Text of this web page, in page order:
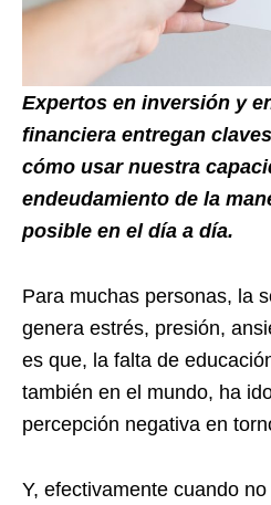
Expertos en inversión y
financiera entregan
cómo usar nuestra
endeudamiento de la
posible en el día a día.
Para muchas personas, la
genera estrés, presión,
es que, la falta de
también en el mundo, ha
percepción negativa en
Y, efectivamente cuando